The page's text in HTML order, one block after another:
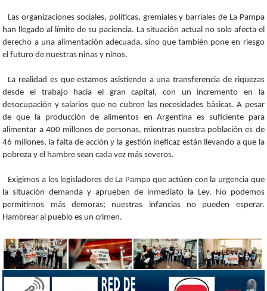
Las organizaciones sociales, políticas, gremiales y barriales de La Pampa
han llegado al límite de su paciencia. La situación actual no solo afecta el
derecho a una alimentación adecuada, sino que también pone en riesgo
el futuro de nuestras niñas y niños.
La realidad es que estamos asistiendo a una transferencia de riquezas
desde el trabajo hacia el gran capital, con un incremento en la
desocupación y salarios que no cubren las necesidades básicas. A pesar
de que la producción de alimentos en Argentina es suficiente para
alimentar a 400 millones de personas, mientras nuestra población es de
46 millones, la falta de acción y la gestión ineficaz están llevando a que la
pobreza y el hambre sean cada vez más severos.
Exigimos a los legisladores de La Pampa que actúen con la urgencia que
la situación demanda y aprueben de inmediato la Ley. No podemos
permitirnos más demoras; nuestras infancias no pueden esperar.
Hambrear al pueblo es un crimen.